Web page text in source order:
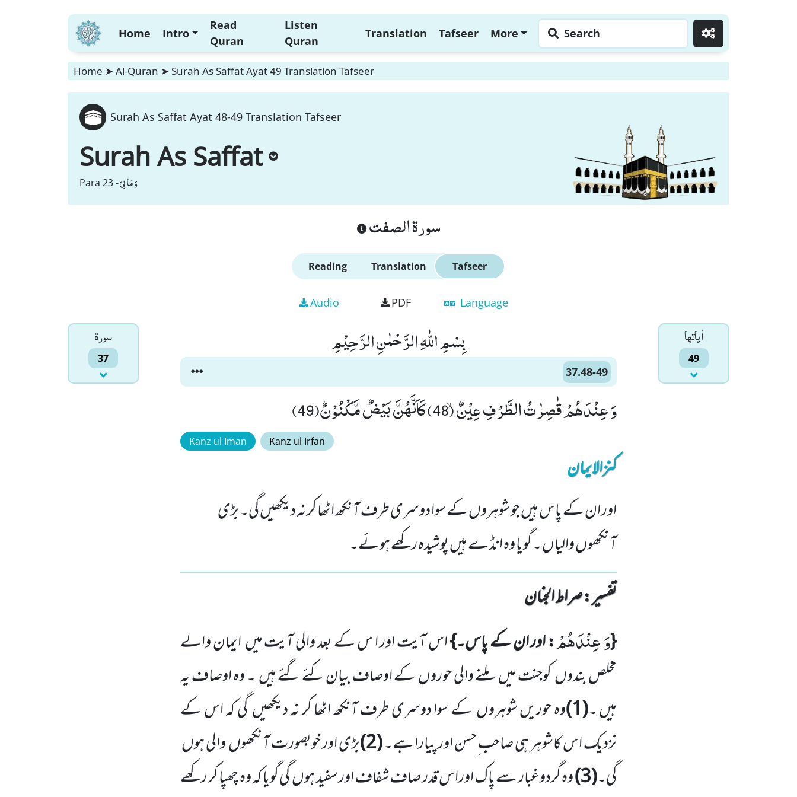
Home Intro
Read
Quran
Listen
Quran
Translation Tafseer More Search
Home ➤ Al-Quran ➤ Surah As Saffat Ayat 49 Translation Tafseer
Surah As Saffat Ayat 48-49 Translation Tafseer
Surah As Saffat
Para 23 -وَ مَا لِیَ
سورة الصفت
Reading Translation Tafseer
Audio PDF Language
سورۃ
37
اٰياتها
49
بِسْمِ اللّٰهِ الرَّحْمٰنِ الرَّحِیْمِ
37.48-49
وَ عِنْدَهُمْ قٰصِرٰتُ الطَّرْفِ عِیْنٌۙ (48) كَاَنَّهُنَّ بَیْضٌ مَّكْنُوْنٌ(49)
Kanz ul Iman Kanz ul Irfan
کنزالایمان
اور ان کے پاس ہیں جو شوہروں کے سوا دوسری طرف آنکھ اٹھا کر نہ دیکھیں گی۔ بڑی
آنکھوں والیاں ۔ گویا وہ انڈے ہیں پوشیدہ رکھے ہوئے۔
تفسیر : ‎صراط الجنان
{وَ عِنْدَهُمْ: اور ان کے پاس۔}اس آیت اور ا س کے بعد والی آیت میںایمان والے
مخلص بندوںکوجنت میںملنے والی حوروںکے اوصاف بیان کئے گئے ہیں۔ وہ اوصاف یہ
ہیں ۔(
1
)وہ حوریں شوہروںکے سوا دوسری طرف آنکھ اٹھا کر نہ دیکھیںگی کہ اس کے
نزدیک اس کاشوہر ہی صاحب ِحسن اور پیارا ہے۔(
2
)بڑی اور خوبصورت آنکھوںوالی ہوں
گی۔(
3
)وہ گردوغبار سے پاک اوراس قدر صاف شفاف اور سفید ہوںگی گویا کہ وہ چھپا کر رکھے